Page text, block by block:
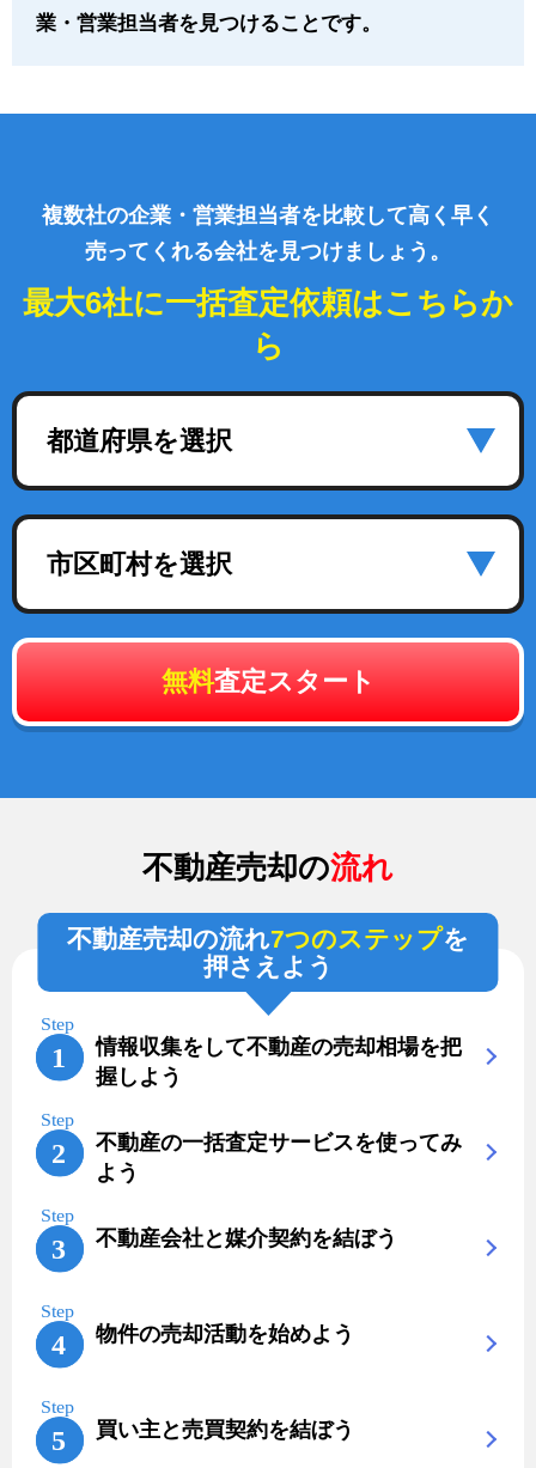
業・営業担当者を見つけることです。
複数社の企業・営業担当者を比較して高く早く
売ってくれる会社を見つけましょう。
最大6社に一括査定依頼はこちらか
ら
都道府県を選択
市区町村を選択
無料査定スタート
不動産売却の流れ
不動産売却の流れ7つのステップを
押さえよう
情報収集をして不動産の売却相場を把
握しよう
不動産の一括査定サービスを使ってみ
よう
不動産会社と媒介契約を結ぼう
物件の売却活動を始めよう
買い主と売買契約を結ぼう